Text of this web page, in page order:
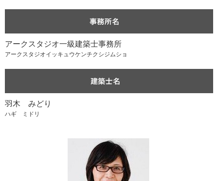
アークスタジオ一級建築士事務所
アークスタジオイッキュウケンチクシジムショ
羽木 みどり
ハギ ミドリ